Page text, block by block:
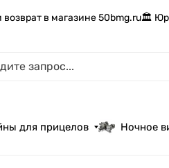
возврат в магазине 50bmg.ru🏛️
для прицелов Ночное